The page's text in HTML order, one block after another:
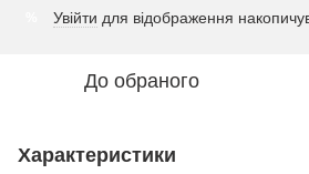
Увійти для відображення
До обраного
Характеристики